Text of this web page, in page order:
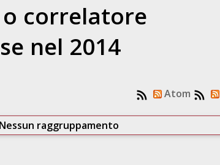
correlatore
nel 2014
Atom
Nessun raggruppamento